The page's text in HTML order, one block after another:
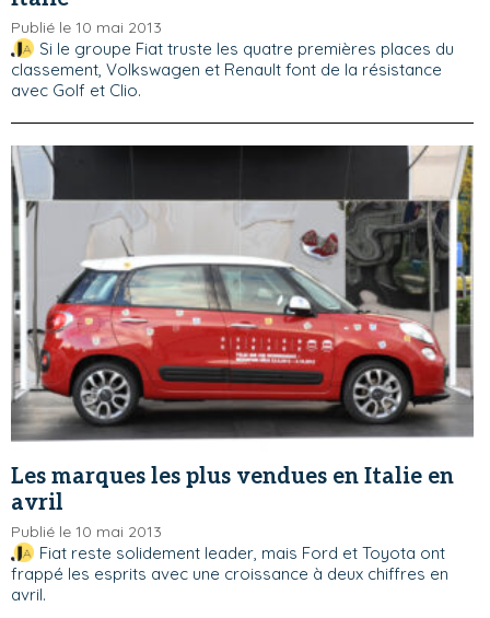
Publié le 10 mai 2013
Si le groupe Fiat truste les quatre premières places du
classement, Volkswagen et Renault font de la résistance
avec Golf et Clio.
Les marques les plus vendues en Italie en
avril
Publié le 10 mai 2013
Fiat reste solidement leader, mais Ford et Toyota ont
frappé les esprits avec une croissance à deux chiffres en
avril.